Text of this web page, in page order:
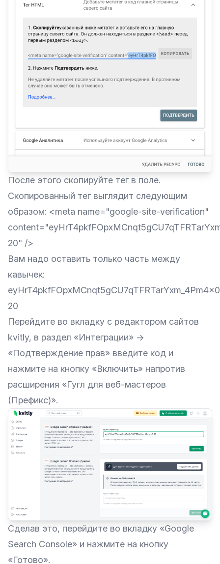
После этого скопируйте тег в поле.
Скопированный тег выглядит следующим
образом: <meta name="google-site-verification"
20" />
Вам надо оставить только часть между
кавычек:
20
Перейдите во вкладку с редактором сайтов
kvitly, в раздел «Интеграции» →
«Подтверждение прав» введите код и
нажмите на кнопку «Включить» напротив
расширения «Гугл для веб-мастеров
(Префикс)».
Сделав это, перейдите во вкладку «Google
Search Console» и нажмите на кнопку
«Готово».